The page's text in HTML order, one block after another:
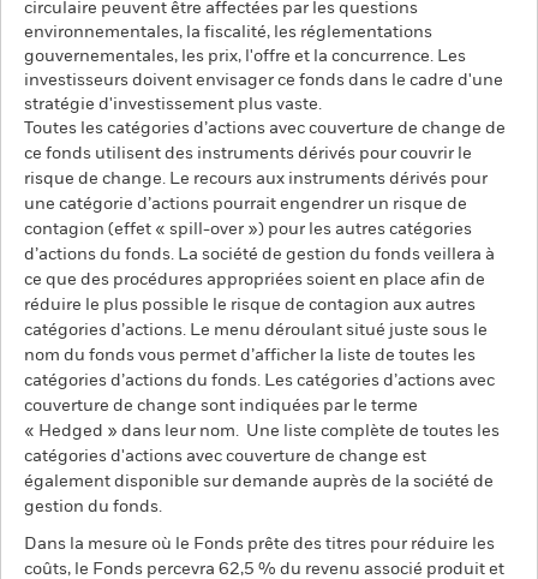
circulaire peuvent être affectées par les questions
environnementales, la fiscalité, les réglementations
gouvernementales, les prix, l'offre et la concurrence. Les
investisseurs doivent envisager ce fonds dans le cadre d'une
stratégie d'investissement plus vaste.
Toutes les catégories d’actions avec couverture de change de
ce fonds utilisent des instruments dérivés pour couvrir le
risque de change. Le recours aux instruments dérivés pour
une catégorie d’actions pourrait engendrer un risque de
contagion (effet « spill-over ») pour les autres catégories
d’actions du fonds. La société de gestion du fonds veillera à
ce que des procédures appropriées soient en place afin de
réduire le plus possible le risque de contagion aux autres
catégories d’actions. Le menu déroulant situé juste sous le
nom du fonds vous permet d’afficher la liste de toutes les
catégories d’actions du fonds. Les catégories d’actions avec
couverture de change sont indiquées par le terme
« Hedged » dans leur nom. Une liste complète de toutes les
catégories d'actions avec couverture de change est
également disponible sur demande auprès de la société de
gestion du fonds.
Dans la mesure où le Fonds prête des titres pour réduire les
coûts, le Fonds percevra 62,5 % du revenu associé produit et